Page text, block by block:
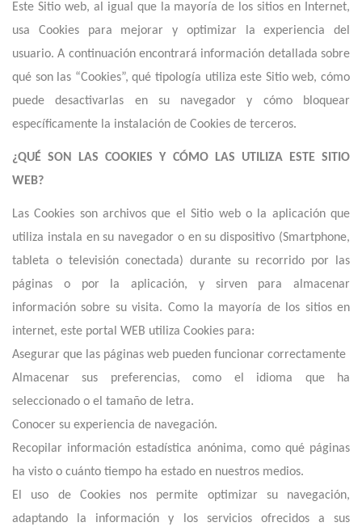
Este Sitio web, al igual que la mayoría de los sitios en Internet,
usa Cookies para mejorar y optimizar la experiencia del
usuario. A continuación encontrará información detallada sobre
qué son las “Cookies”, qué tipología utiliza este Sitio web, cómo
puede desactivarlas en su navegador y cómo bloquear
específicamente la instalación de Cookies de terceros.
¿QUÉ SON LAS COOKIES Y CÓMO LAS UTILIZA ESTE SITIO
WEB?
Las Cookies son archivos que el Sitio web o la aplicación que
utiliza instala en su navegador o en su dispositivo (Smartphone,
tableta o televisión conectada) durante su recorrido por las
páginas o por la aplicación, y sirven para almacenar
información sobre su visita. Como la mayoría de los sitios en
internet, este portal WEB utiliza Cookies para:
Asegurar que las páginas web pueden funcionar correctamente
Almacenar sus preferencias, como el idioma que ha
seleccionado o el tamaño de letra.
Conocer su experiencia de navegación.
Recopilar información estadística anónima, como qué páginas
ha visto o cuánto tiempo ha estado en nuestros medios.
El uso de Cookies nos permite optimizar su navegación,
adaptando la información y los servicios ofrecidos a sus